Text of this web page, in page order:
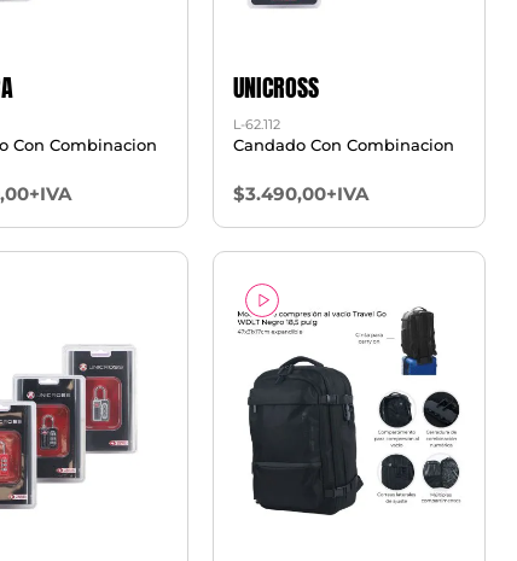
Con Combinacion
UNICROSS
L-62.112
Candado Con Combinacion
$3.490,00+IVA